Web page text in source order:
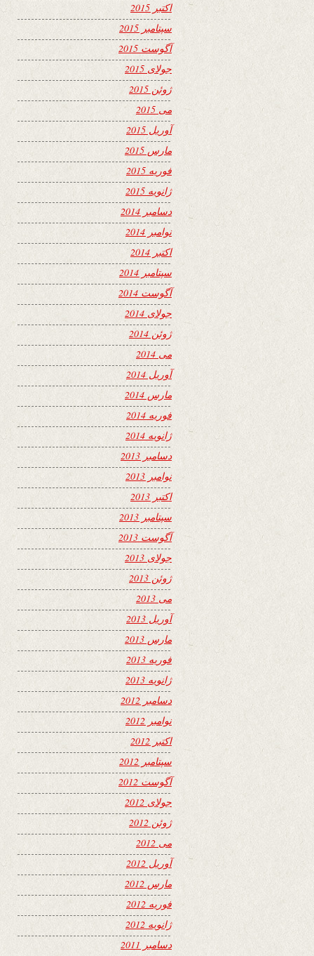
اکتبر 2015
سپتامبر 2015
آگوست 2015
جولای 2015
ژوئن 2015
می 2015
آوریل 2015
مارس 2015
فوریه 2015
ژانویه 2015
دسامبر 2014
نوامبر 2014
اکتبر 2014
سپتامبر 2014
آگوست 2014
جولای 2014
ژوئن 2014
می 2014
آوریل 2014
مارس 2014
فوریه 2014
ژانویه 2014
دسامبر 2013
نوامبر 2013
اکتبر 2013
سپتامبر 2013
آگوست 2013
جولای 2013
ژوئن 2013
می 2013
آوریل 2013
مارس 2013
فوریه 2013
ژانویه 2013
دسامبر 2012
نوامبر 2012
اکتبر 2012
سپتامبر 2012
آگوست 2012
جولای 2012
ژوئن 2012
می 2012
آوریل 2012
مارس 2012
فوریه 2012
ژانویه 2012
دسامبر 2011